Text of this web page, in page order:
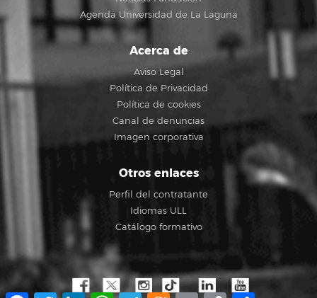
Agenda Universidad de La Laguna
Acerca de
Aviso Legal
Política de Privacidad
Política de cookies
Canal de denuncias
Imagen corporativa
Otros enlaces
Perfil del contratante
Idiomas ULL
Catálogo formativo